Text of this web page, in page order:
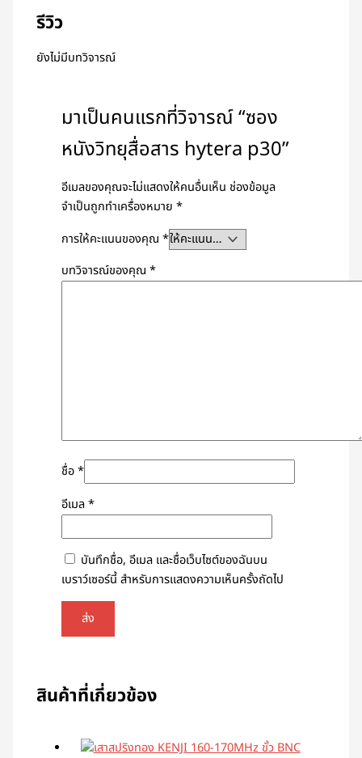
รีวิว
ยังไม่มีบทวิจารณ์
มาเป็นคนแรกที่วิจารณ์ “ซอง
หนังวิทยุสื่อสาร hytera p30”
อีเมลของคุณจะไม่แสดงให้คนอื่นเห็น ช่องข้อมูล
จำเป็นถูกทำเครื่องหมาย*
การให้คะแนนของคุณ*
บทวิจารณ์ของคุณ*
ชื่อ*
อีเมล*
บันทึกชื่อ, อีเมล และชื่อเว็บไซต์ของฉันบน
เบราว์เซอร์นี้ สำหรับการแสดงความเห็นครั้งถัดไป
สินค้าที่เกี่ยวข้อง